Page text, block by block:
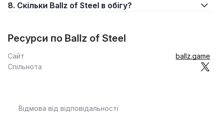
8. Скільки Ballz of Steel в обігу?
Ресурси по Ballz of Steel
Сайт
ballz.game
Спільнота
Відмова від відповідальності